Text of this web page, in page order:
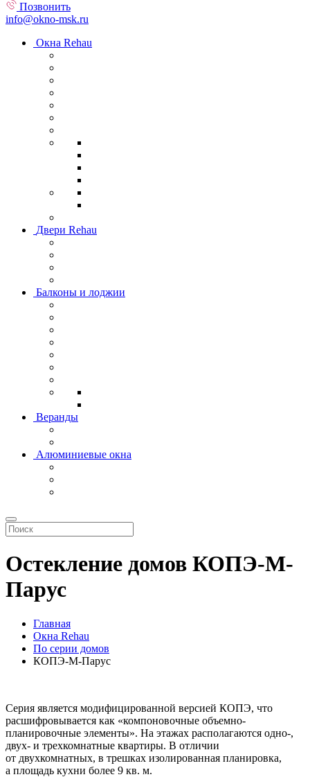
Позвонить
info@okno-msk.ru
Окна Rehau
Двери Rehau
Балконы и лоджии
Веранды
Алюминиевые окна
Остекление домов КОПЭ-М-
Парус
Главная
Окна Rehau
По серии домов
КОПЭ-М-Парус
Серия является модифицированной версией КОПЭ, что
расшифровывается как «компоновочные объемно-
планировочные элементы». На этажах располагаются одно-,
двух- и трехкомнатные квартиры. В отличии
от двухкомнатных, в трешках изолированная планировка,
а площадь кухни более 9 кв. м.